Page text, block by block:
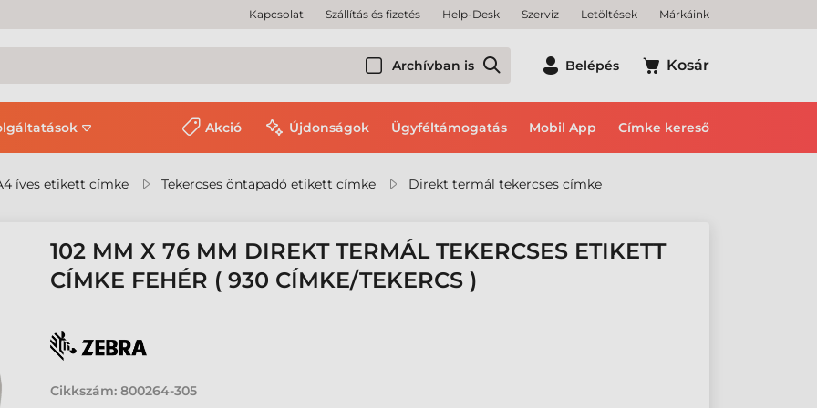
Kapcsolat Szállítás és fizetés Help-Desk Szerviz Letöltések Márkáink
Archívban is Belépés Kosár
Akció Újdonságok Ügyféltámogatás Mobil App Címke kereső
íves etikett címke Tekercses öntapadó etikett címke Direkt termál tekercses címke
102 MM X 76 MM DIREKT TERMÁL TEKERCSES ETIKETT
CÍMKE FEHÉR ( 930 CÍMKE/TEKERCS )
Cikkszám: 800264-305